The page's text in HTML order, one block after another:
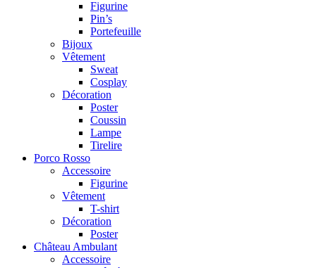
Figurine
Pin’s
Portefeuille
Bijoux
Vêtement
Sweat
Cosplay
Décoration
Poster
Coussin
Lampe
Tirelire
Porco Rosso
Accessoire
Figurine
Vêtement
T-shirt
Décoration
Poster
Château Ambulant
Accessoire